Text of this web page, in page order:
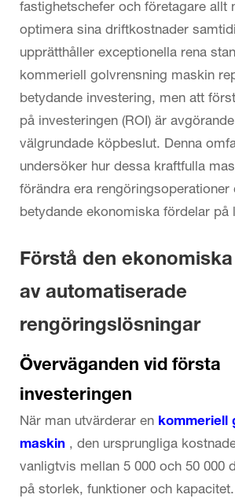
fastighetschefer och företagare allt
optimera sina driftkostnader
upprätthåller exceptionella rena
kommeriell golvrensning maskin
betydande investering, men att
på investeringen (ROI) är
välgrundade köpbeslut. Denna
undersöker hur dessa kraftfulla
förändra era rengöringsoperationer
betydande ekonomiska fördelar på
Förstå den
av automatiserade
rengöringslösningar
Överväganden vid första
investeringen
När man utvärderar en kommeriell
maskin , den ursprungliga
vanligtvis mellan 5 000 och 50 000
på storlek, funktioner och